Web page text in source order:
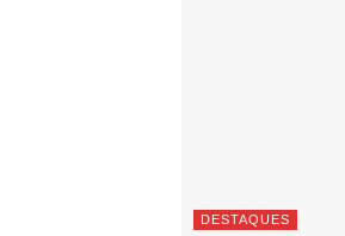
DESTAQUES